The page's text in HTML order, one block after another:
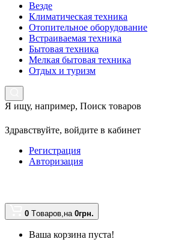
Везде
Климатическая техника
Отопительное оборудование
Встраиваемая техника
Бытовая техника
Мелкая бытовая техника
Отдых и туризм
Я ищу, например, Поиск товаров
Здравствуйте, войдите в кабинет
Регистрация
Авторизация
0 Tоваров,на 0грн.
Ваша корзина пуста!